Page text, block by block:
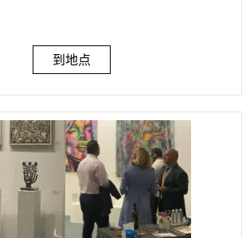
到地点